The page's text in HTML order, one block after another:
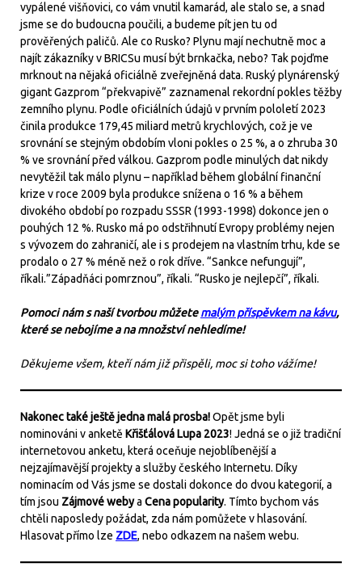
vypálené višňovici, co vám vnutil kamarád, ale stalo se, a snad
jsme se do budoucna poučili, a budeme pít jen tu od
prověřených paličů. Ale co Rusko? Plynu mají nechutně moc a
najít zákazníky v BRICSu musí být brnkačka, nebo? Tak pojďme
mrknout na nějaká oficiálně zveřejněná data. Ruský plynárenský
gigant Gazprom “překvapivě” zaznamenal rekordní pokles těžby
zemního plynu. Podle oficiálních údajů v prvním pololetí 2023
činila produkce 179,45 miliard metrů krychlových, což je ve
srovnání se stejným obdobím vloni pokles o 25 %, a o zhruba 30
% ve srovnání před válkou. Gazprom podle minulých dat nikdy
nevytěžil tak málo plynu – například během globální finanční
krize v roce 2009 byla produkce snížena o 16 % a během
divokého období po rozpadu SSSR (1993-1998) dokonce jen o
pouhých 12 %. Rusko má po odstřihnutí Evropy problémy nejen
s vývozem do zahraničí, ale i s prodejem na vlastním trhu, kde se
prodalo o 27 % méně než o rok dříve. “Sankce nefungují”,
říkali.”Západňáci pomrznou”, říkali. “Rusko je nejlepčí”, říkali.
Pomoci nám s naší tvorbou můžetemalým příspěvkem na kávu,
které se nebojíme a na množství nehledíme!
Děkujeme všem, kteří nám již přispěli, moc si toho vážíme!
Nakonec také ještě jedna malá prosba!Opět jsme byli
nominováni v anketě Křišťálová Lupa 2023! Jedná se o již tradiční
internetovou anketu, která oceňuje nejoblíbenější a
nejzajímavější projekty a služby českého Internetu. Díky
nominacím od Vás jsme se dostali dokonce do dvou kategorií, a
tím jsou Zájmové webya Cena popularity. Tímto bychom vás
chtěli naposledy požádat, zda nám pomůžete v hlasování.
Hlasovat přímo lze ZDE, nebo odkazem na našem webu.